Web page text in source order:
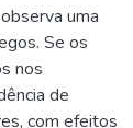
uma
Se os
nos
de
com efeitos